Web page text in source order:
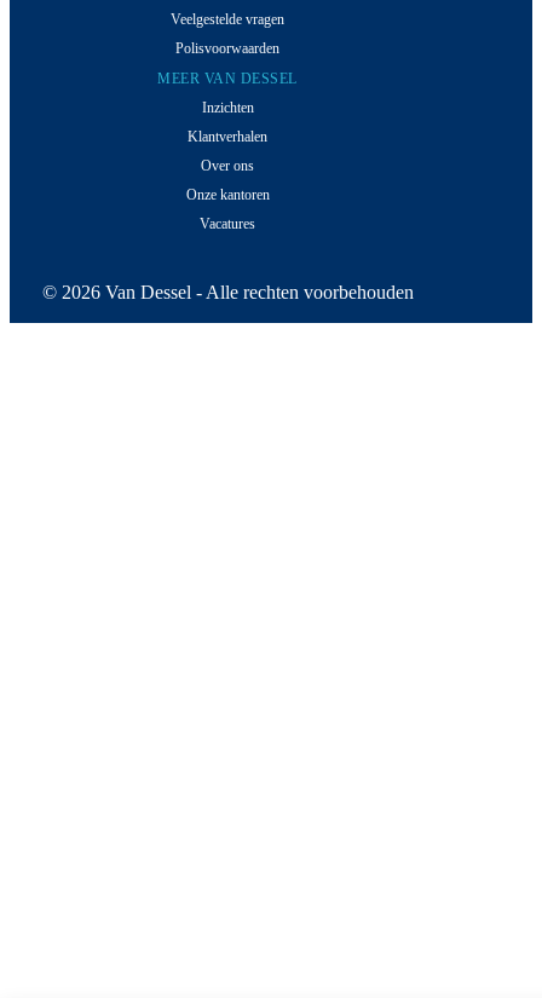
Veelgestelde vragen
Polisvoorwaarden
MEER VAN DESSEL
Inzichten
Klantverhalen
Over ons
Onze kantoren
Vacatures
© 2026 Van Dessel - Alle rechten voorbehouden